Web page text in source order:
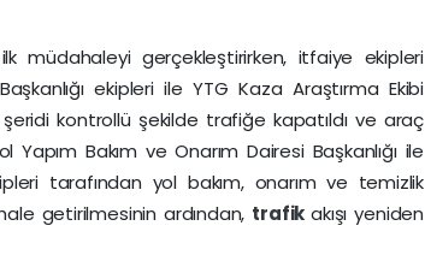
müdahaleyi gerçekleştirirken, itfaiye ekipleri
ekipleri ile YTG Kaza Araştırma Ekibi
kontrollü şekilde trafiğe kapatıldı ve araç
Bakım ve Onarım Dairesi Başkanlığı ile
tarafından yol bakım, onarım ve temizlik
getirilmesinin ardından, trafikakışı yeniden